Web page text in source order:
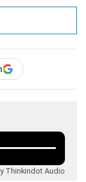
Thinkindot Audio